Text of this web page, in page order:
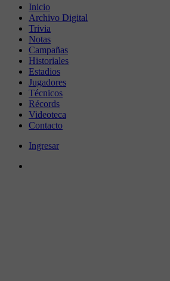
Inicio
Archivo Digital
Trivia
Notas
Campañas
Historiales
Estadios
Jugadores
Técnicos
Récords
Videoteca
Contacto
Ingresar